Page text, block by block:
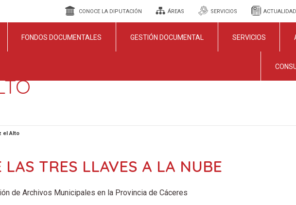
CONOCE LA DIPUTACIÓN ÁREAS SERVICIOS ACTUALIDAD
FONDOS DOCUMENTALES GESTIÓN DOCUMENTAL SERVICIOS
el Alto
LAS TRES LLAVES A LA NUBE
de Archivos Municipales en la Provincia de Cáceres